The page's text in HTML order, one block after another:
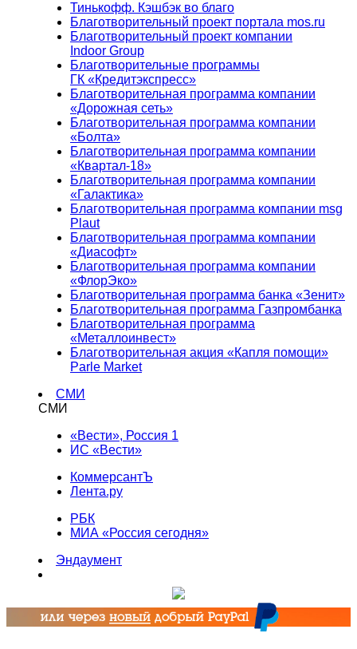
Тинькофф. Кэшбэк во благо
Благотворительный проект портала mos.ru
Благотворительный проект компании
Indoor Group
Благотворительные программы
ГК «Кредитэкспресс»
Благотворительная программа компании
«Дорожная сеть»
Благотворительная программа компании
«Болта»
Благотворительная программа компании
«Квартал-18»
Благотворительная программа компании
«Галактика»
Благотворительная программа компании msg
Plaut
Благотворительная программа компании
«Диасофт»
Благотворительная программа компании
«ФлорЭко»
Благотворительная программа банка «Зенит»
Благотворительная программа Газпромбанка
Благотворительная программа
«Металлоинвест»
Благотворительная акция «Капля помощи»
Parle Market
СМИ
СМИ
«Вести», Россия 1
ИС «Вести»
КоммерсантЪ
Лента.ру
РБК
МИА «Россия сегодня»
Эндаумент